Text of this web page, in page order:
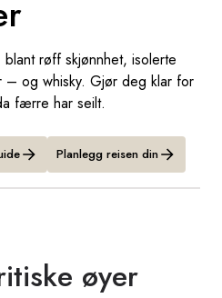
røff skjønnhet, isolerte
– og whisky. Gjør deg klar for
færre har seilt.
Planlegg reisen din
øyer